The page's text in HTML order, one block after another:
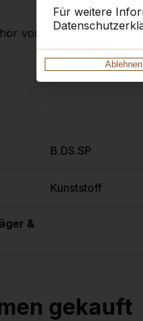
Für weitere
Ablehnen
von HeBlad oder zu
B.DS.SP
Kunststoff
&
gekauft